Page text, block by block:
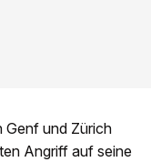
Genf und Zürich
Angriff auf seine